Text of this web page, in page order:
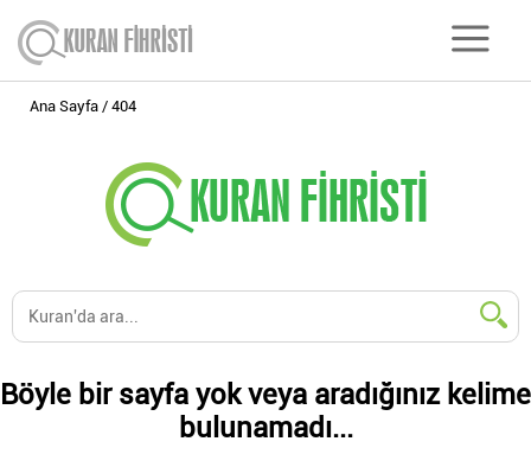
Ana Sayfa 404
Böyle bir sayfa yok veya aradığınız kelime
bulunamadı...